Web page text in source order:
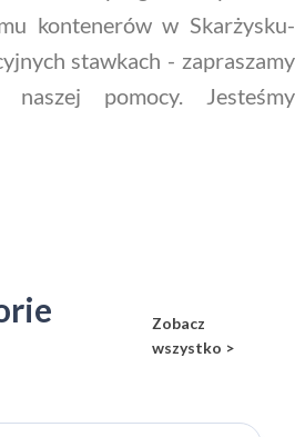
kontenerów w Skarżysku-
stawkach - zapraszamy
pomocy. Jesteśmy
Zobacz
wszystko >